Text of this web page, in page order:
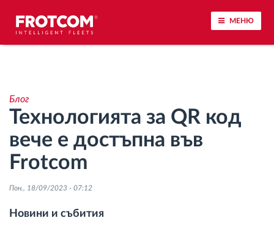
МЕНЮ
Анализ на стила на шофиране
Наблюдение на времената за шофиране
Управление на работната сила
Дистанционно сваляне на данни от тахограф
Блог
Технологията за QR код
вече е достъпна във
Frotcom
Пон., 18/09/2023 - 07:12
Новини и събития